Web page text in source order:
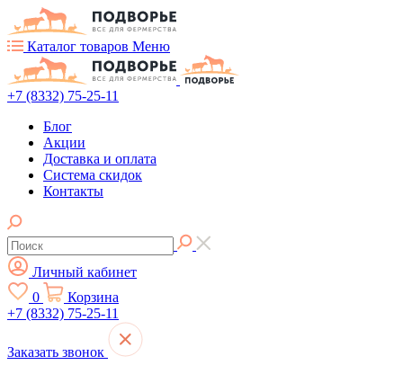
Каталог товаров Меню
+7 (8332) 75-25-11
Блог
Акции
Доставка и оплата
Система скидок
Контакты
Личный кабинет
0
Корзина
+7 (8332) 75-25-11
Заказать звонок